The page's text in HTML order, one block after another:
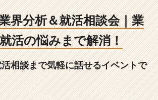
業
界
理
解
か
ら
界分析＆就活相談会｜業
活の悩みまで解消！
相談まで気軽に話せるイベントで